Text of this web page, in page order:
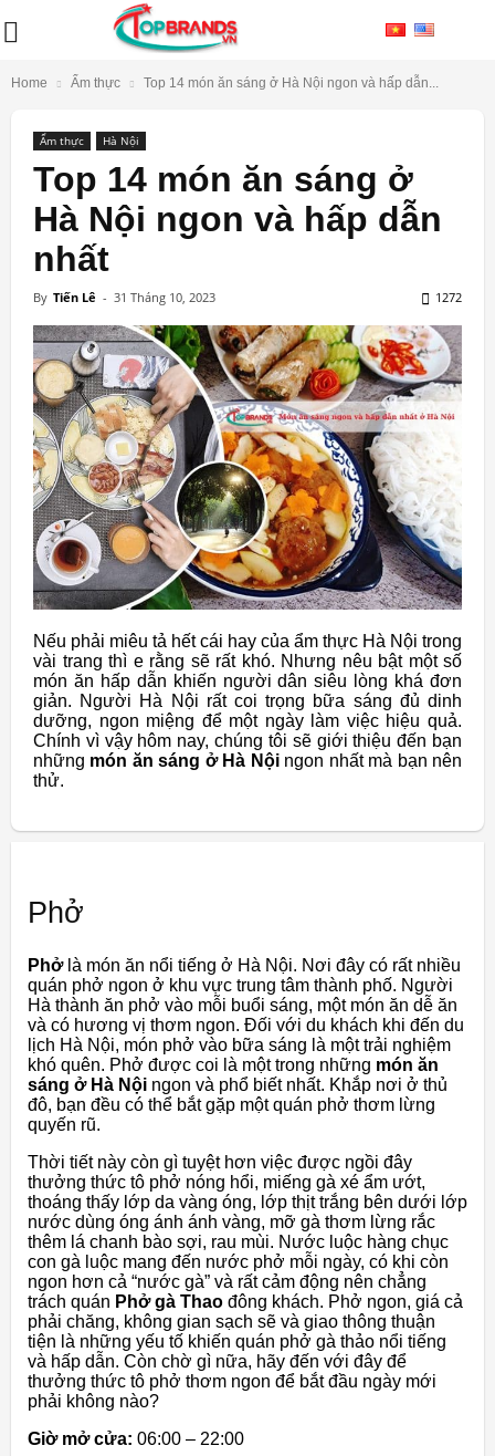
Home Ẩm thực Top 14 món ăn sáng ở Hà Nội ngon và hấp dẫn...
Ẩm thực Hà Nội
Top 14 món ăn sáng ở
Hà Nội ngon và hấp dẫn
nhất
By Tiến Lê - 31 Tháng 10, 2023 1272
Nếu phải miêu tả hết cái hay của ẩm thực Hà Nội trong
vài trang thì e rằng sẽ rất khó. Nhưng nêu bật một số
món ăn hấp dẫn khiến người dân siêu lòng khá đơn
giản. Người Hà Nội rất coi trọng bữa sáng đủ dinh
dưỡng, ngon miệng để một ngày làm việc hiệu quả.
Chính vì vậy hôm nay, chúng tôi sẽ giới thiệu đến bạn
những món ăn sáng ở Hà Nộingon nhất mà bạn nên
thử.
Phở
Phởlà món ăn nổi tiếng ở Hà Nội. Nơi đây có rất nhiều
quán phở ngon ở khu vực trung tâm thành phố. Người
Hà thành ăn phở vào mỗi buổi sáng, một món ăn dễ ăn
và có hương vị thơm ngon. Đối với du khách khi đến du
lịch Hà Nội, món phở vào bữa sáng là một trải nghiệm
khó quên. Phở được coi là một trong những món ăn
sáng ở Hà Nội ngon và phổ biết nhất. Khắp nơi ở thủ
đô, bạn đều có thể bắt gặp một quán phở thơm lừng
quyến rũ.
Thời tiết này còn gì tuyệt hơn việc được ngồi đây
thưởng thức tô phở nóng hổi, ​​miếng gà xé ẩm ướt,
thoáng thấy lớp da vàng óng, lớp thịt trắng bên dưới lớp
nước dùng óng ánh ánh vàng, mỡ gà thơm lừng rắc
thêm lá chanh bào sợi, rau mùi. Nước luộc hàng chục
con gà luộc mang đến nước phở mỗi ngày, có khi còn
ngon hơn cả “nước gà” và rất cảm động nên chẳng
trách quán Phở gà Thao đông khách. Phở ngon, giá cả
phải chăng, không gian sạch sẽ và giao thông thuận
tiện là những yếu tố khiến quán phở gà thảo nổi tiếng
và hấp dẫn. Còn chờ gì nữa, hãy đến với đây để
thưởng thức tô phở thơm ngon để bắt đầu ngày mới
phải không nào?
Giờ mở cửa: 06:00 – 22:00